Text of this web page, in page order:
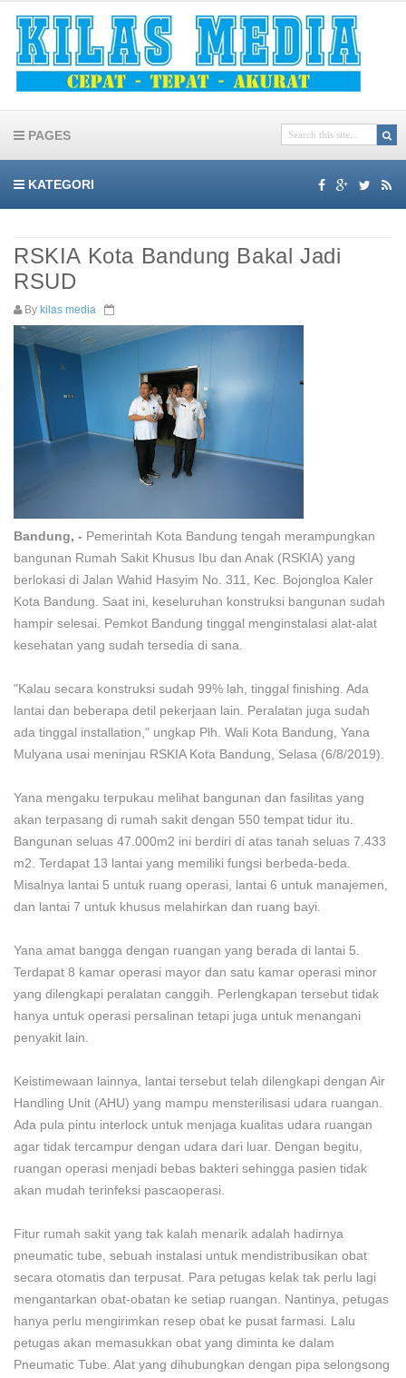
PAGES
KATEGORI
RSKIA Kota Bandung Bakal Jadi
RSUD
By kilas media
Bandung, - Pemerintah Kota Bandung tengah merampungkan
bangunan Rumah Sakit Khusus Ibu dan Anak (RSKIA) yang
berlokasi di Jalan Wahid Hasyim No. 311, Kec. Bojongloa Kaler
Kota Bandung. Saat ini, keseluruhan konstruksi bangunan sudah
hampir selesai. Pemkot Bandung tinggal menginstalasi alat-alat
kesehatan yang sudah tersedia di sana.
"Kalau secara konstruksi sudah 99% lah, tinggal finishing. Ada
lantai dan beberapa detil pekerjaan lain. Peralatan juga sudah
ada tinggal installation," ungkap Plh. Wali Kota Bandung, Yana
Mulyana usai meninjau RSKIA Kota Bandung, Selasa (6/8/2019).
Yana mengaku terpukau melihat bangunan dan fasilitas yang
akan terpasang di rumah sakit dengan 550 tempat tidur itu.
Bangunan seluas 47.000m2 ini berdiri di atas tanah seluas 7.433
m2. Terdapat 13 lantai yang memiliki fungsi berbeda-beda.
Misalnya lantai 5 untuk ruang operasi, lantai 6 untuk manajemen,
dan lantai 7 untuk khusus melahirkan dan ruang bayi.
Yana amat bangga dengan ruangan yang berada di lantai 5.
Terdapat 8 kamar operasi mayor dan satu kamar operasi minor
yang dilengkapi peralatan canggih. Perlengkapan tersebut tidak
hanya untuk operasi persalinan tetapi juga untuk menangani
penyakit lain.
Keistimewaan lainnya, lantai tersebut telah dilengkapi dengan Air
Handling Unit (AHU) yang mampu mensterilisasi udara ruangan.
Ada pula pintu interlock untuk menjaga kualitas udara ruangan
agar tidak tercampur dengan udara dari luar. Dengan begitu,
ruangan operasi menjadi bebas bakteri sehingga pasien tidak
akan mudah terinfeksi pascaoperasi.
Fitur rumah sakit yang tak kalah menarik adalah hadirnya
pneumatic tube, sebuah instalasi untuk mendistribusikan obat
secara otomatis dan terpusat. Para petugas kelak tak perlu lagi
mengantarkan obat-obatan ke setiap ruangan. Nantinya, petugas
hanya perlu mengirimkan resep obat ke pusat farmasi. Lalu
petugas akan memasukkan obat yang diminta ke dalam
Pneumatic Tube. Alat yang dihubungkan dengan pipa selongsong